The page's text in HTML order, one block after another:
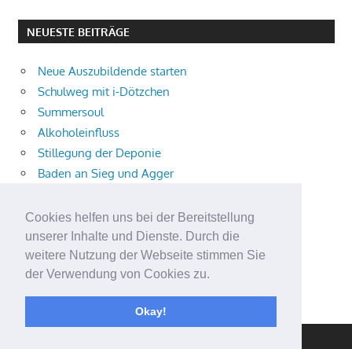
Cookies helfen uns bei der Bereitstellung
unserer Inhalte und Dienste. Durch die
weitere Nutzung der Webseite stimmen Sie
der Verwendung von Cookies zu.
Okay!
NEUESTE BEITRÄGE
Neue Auszubildende starten
Schulweg mit i-Dötzchen
Summersoul
Alkoholeinfluss
Stillegung der Deponie
Baden an Sieg und Agger
Kometen Schmitter Nacht
Engagementpreis 80plus 2026
Schultüten-ABC
Kompass für die Grundschule
Sommercamp